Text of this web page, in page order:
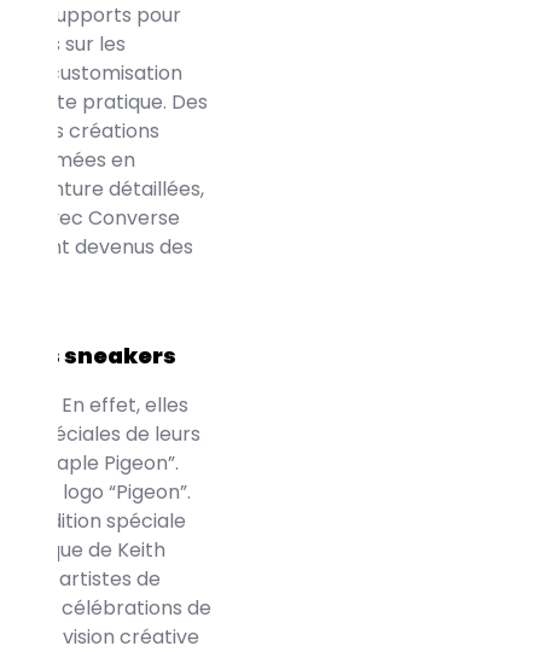
supports pour
sur les
customisation
cette pratique. Des
leurs créations
en
peinture détaillées,
avec Converse
sont devenus des
les sneakers
En effet, elles
spéciales de leurs
Staple Pigeon”.
logo “Pigeon”.
édition spéciale
de Keith
et artistes de
des célébrations de
leur vision créative